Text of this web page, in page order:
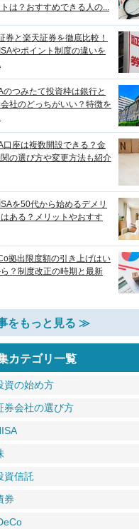
は？おすすめできる人の...
券と楽天証券を徹底比較！
やポイント制度の違いを
のつみたて投資枠は銀行と
社のどっちがいい？特徴を
口座は複数開設できる？金
の選び方や変更方法も紹介
を50代から始めるデメリ
はある？メリットやおすす
拠出限度額の引き上げはい
？制度改正の時期と最新
をもっと見る ≫
カテゴリ一覧
資の始め方
券会社の選び方
資信託
券